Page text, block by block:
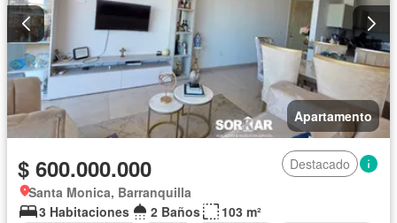
Apartamento
$ 600.000.000
Destacado
Santa Monica, Barranquilla
3 Habitaciones
2 Baños
103 m²